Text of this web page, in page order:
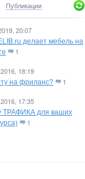
Публикации
20:07
делает мебель на
1
18:19
на фриланс? 1
17:35
ТРАФИКА для ваших
1